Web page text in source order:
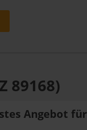
89168)
Angebot für